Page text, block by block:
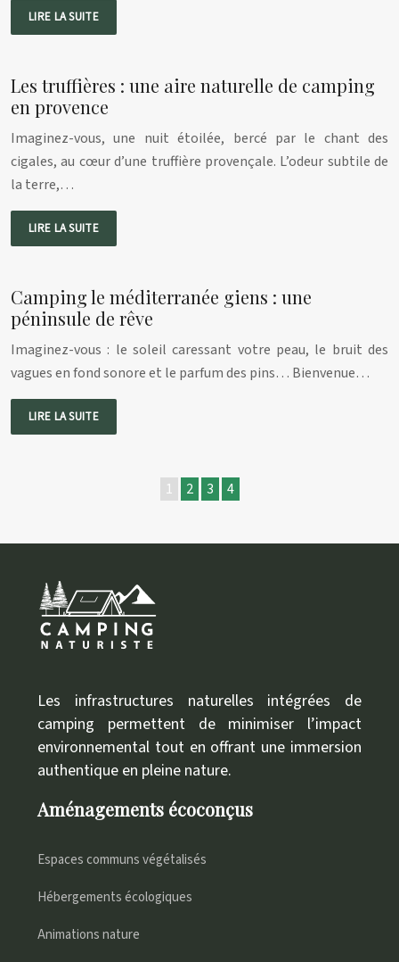
LIRE LA SUITE
Les truffières : une aire naturelle de camping
en provence
Imaginez-vous, une nuit étoilée, bercé par le chant des
cigales, au cœur d’une truffière provençale. L’odeur subtile de
la terre,…
LIRE LA SUITE
Camping le méditerranée giens : une
péninsule de rêve
Imaginez-vous : le soleil caressant votre peau, le bruit des
vagues en fond sonore et le parfum des pins… Bienvenue…
LIRE LA SUITE
1 2 3 4
Les infrastructures naturelles intégrées de
camping permettent de minimiser l’impact
environnemental tout en offrant une immersion
authentique en pleine nature.
Aménagements écoconçus
Espaces communs végétalisés
Hébergements écologiques
Animations nature